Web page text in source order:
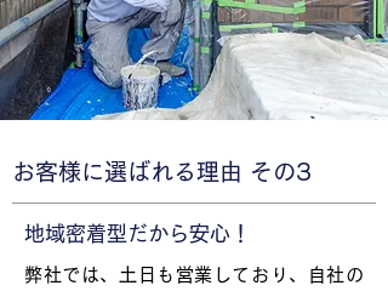
お客様に選ばれる理由 その3
地域密着型だから安心！
弊社では、土日も営業しており、自社の